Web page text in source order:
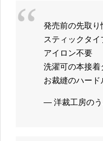
発売前の先取り
スティックタ
アイロン不要
洗濯可の本接着
お裁縫のハー
— 洋裁工房の